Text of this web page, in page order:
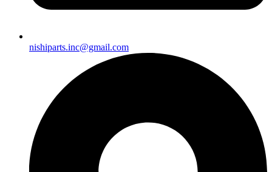
nishiparts.inc@gmail.com